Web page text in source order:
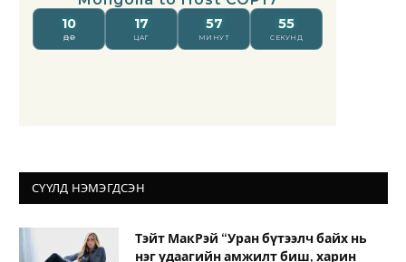
СҮҮЛД НЭМЭГДСЭН
Тэйт МакРэй “Уран бүтээлч байх нь
нэг удаагийн амжилт биш, харин